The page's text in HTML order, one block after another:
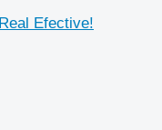
Efective!